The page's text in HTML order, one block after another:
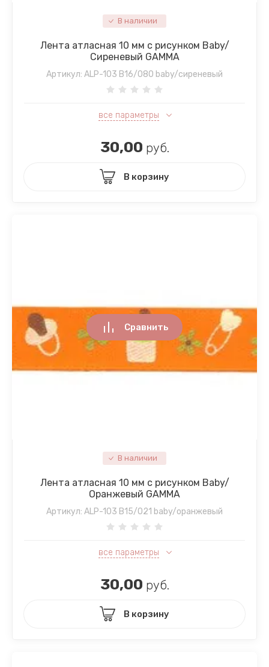
В наличии
Лента атласная 10 мм с рисунком Baby/
Сиреневый GAMMA
Артикул: ALP-103 B16/080 baby/сиреневый
все параметры
30,00 руб.
В корзину
В наличии
Лента атласная 10 мм с рисунком Baby/
Оранжевый GAMMA
Артикул: ALP-103 B15/021 baby/оранжевый
все параметры
Сравнить
30,00 руб.
В корзину